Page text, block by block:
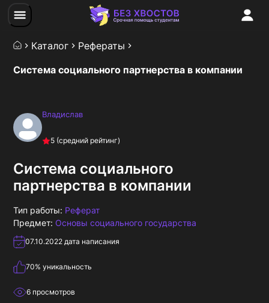
Каталог
Рефераты
Система социального партнерства в компании
Владислав
5 (средний рейтинг)
Система социального
партнерства в компании
Тип работы: Реферат
Предмет: Основы социального государства
07.10.2022 дата написания
70% уникальность
6 просмотров